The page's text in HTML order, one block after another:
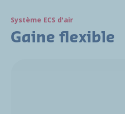
Système ECS d'air
Gaine flexible